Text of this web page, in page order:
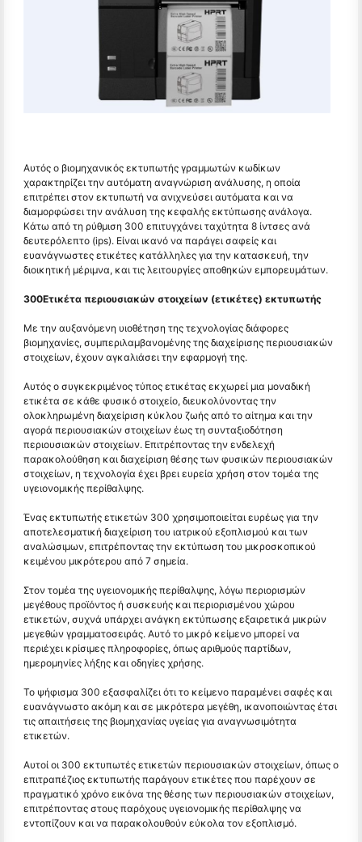
Αυτός ο βιομηχανικός εκτυπωτής γραμμωτών κωδίκων
χαρακτηρίζει την αυτόματη αναγνώριση ανάλυσης, η οποία
επιτρέπει στον εκτυπωτή να ανιχνεύσει αυτόματα και να
διαμορφώσει την ανάλυση της κεφαλής εκτύπωσης ανάλογα.
Κάτω από τη ρύθμιση 300 επιτυγχάνει ταχύτητα 8 ίντσες ανά
δευτερόλεπτο (ips). Είναι ικανό να παράγει σαφείς και
ευανάγνωστες ετικέτες κατάλληλες για την κατασκευή, την
διοικητική μέριμνα, και τις λειτουργίες αποθηκών εμπορευμάτων.
300Ετικέτα περιουσιακών στοιχείων (ετικέτες) εκτυπωτής
Με την αυξανόμενη υιοθέτηση της τεχνολογίας διάφορες
βιομηχανίες, συμπεριλαμβανομένης της διαχείρισης περιουσιακών
στοιχείων, έχουν αγκαλιάσει την εφαρμογή της.
Αυτός ο συγκεκριμένος τύπος ετικέτας εκχωρεί μια μοναδική
ετικέτα σε κάθε φυσικό στοιχείο, διευκολύνοντας την
ολοκληρωμένη διαχείριση κύκλου ζωής από το αίτημα και την
αγορά περιουσιακών στοιχείων έως τη συνταξιοδότηση
περιουσιακών στοιχείων. Επιτρέποντας την ενδελεχή
παρακολούθηση και διαχείριση θέσης των φυσικών περιουσιακών
στοιχείων, η τεχνολογία έχει βρει ευρεία χρήση στον τομέα της
υγειονομικής περίθαλψης.
Ένας εκτυπωτής ετικετών 300 χρησιμοποιείται ευρέως για την
αποτελεσματική διαχείριση του ιατρικού εξοπλισμού και των
αναλώσιμων, επιτρέποντας την εκτύπωση του μικροσκοπικού
κειμένου μικρότερου από 7 σημεία.
Στον τομέα της υγειονομικής περίθαλψης, λόγω περιορισμών
μεγέθους προϊόντος ή συσκευής και περιορισμένου χώρου
ετικετών, συχνά υπάρχει ανάγκη εκτύπωσης εξαιρετικά μικρών
μεγεθών γραμματοσειράς. Αυτό το μικρό κείμενο μπορεί να
περιέχει κρίσιμες πληροφορίες, όπως αριθμούς παρτίδων,
ημερομηνίες λήξης και οδηγίες χρήσης.
Το ψήφισμα 300 εξασφαλίζει ότι το κείμενο παραμένει σαφές και
ευανάγνωστο ακόμη και σε μικρότερα μεγέθη, ικανοποιώντας έτσι
τις απαιτήσεις της βιομηχανίας υγείας για αναγνωσιμότητα
ετικετών.
Αυτοί οι 300 εκτυπωτές ετικετών περιουσιακών στοιχείων, όπως ο
επιτραπέζιος εκτυπωτής παράγουν ετικέτες που παρέχουν σε
πραγματικό χρόνο εικόνα της θέσης των περιουσιακών στοιχείων,
επιτρέποντας στους παρόχους υγειονομικής περίθαλψης να
εντοπίζουν και να παρακολουθούν εύκολα τον εξοπλισμό.